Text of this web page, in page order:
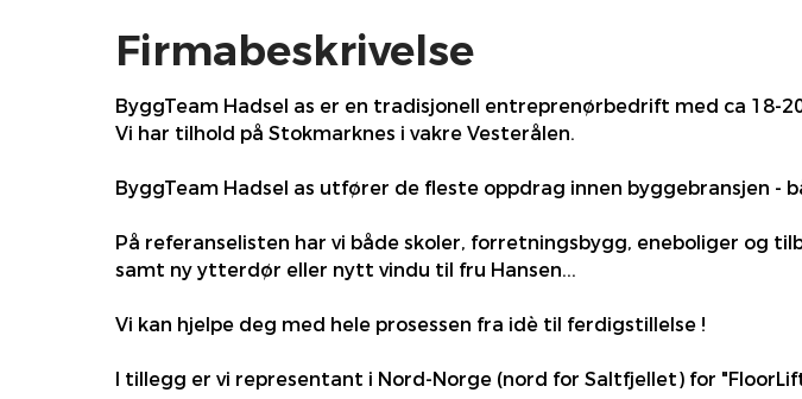
Firmabeskrivelse
ByggTeam Hadsel as er en tradisjonell entreprenørbedrift med ca 18-
Vi har tilhold på Stokmarknes i vakre Vesterålen.
ByggTeam Hadsel as utfører de fleste oppdrag innen byggebransjen -
På referanselisten har vi både skoler, forretningsbygg, eneboliger og
samt ny ytterdør eller nytt vindu til fru Hansen...
Vi kan hjelpe deg med hele prosessen fra idè til ferdigstillelse !
I tillegg er vi representant i Nord-Norge (nord for Saltfjellet) for